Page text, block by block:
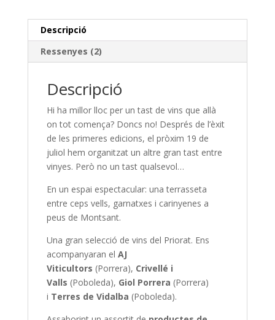
Descripció
Ressenyes (2)
Descripció
Hi ha millor lloc per un tast de vins que allà
on tot comença? Doncs no! Després de l’èxit
de les primeres edicions, el pròxim 19 de
juliol hem organitzat un altre gran tast entre
vinyes. Però no un tast qualsevol…
En un espai espectacular: una terrasseta
entre ceps vells, garnatxes i carinyenes a
peus de Montsant.
Una gran selecció de vins del Priorat. Ens
acompanyaran el AJ
Viticultors (Porrera), Crivellé i
Valls (Poboleda), Giol Porrera (Porrera)
i Terres de Vidalba (Poboleda).